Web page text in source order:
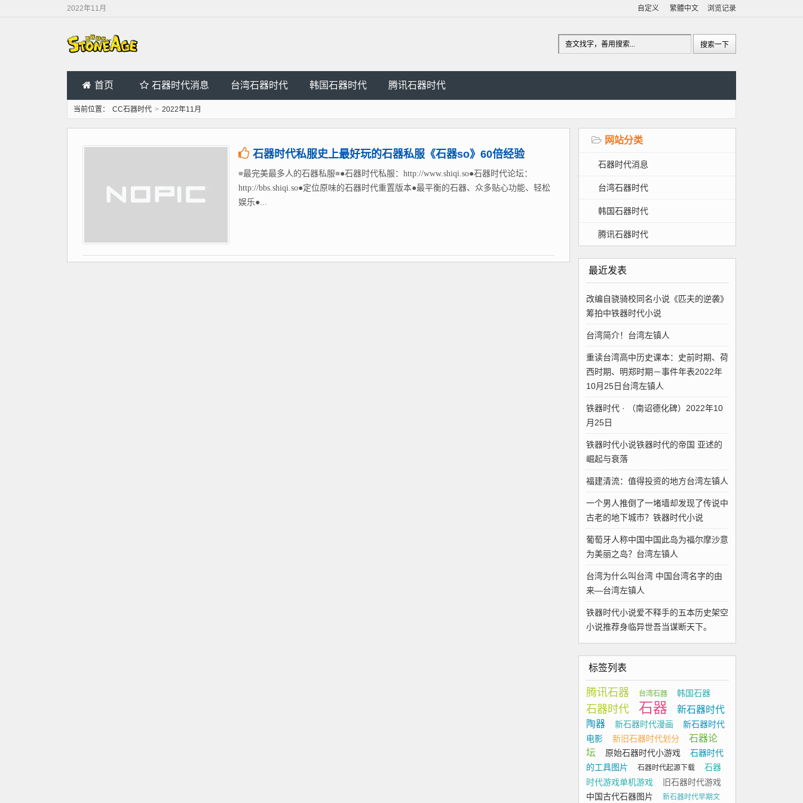
2022年11月 自定义 繁體中文 浏览记录
首页 石器时代消息 台湾石器时代 韩国石器时代 腾讯石器时代
当前位置： CC石器时代 > 2022年11月
石器时代私服史上最好玩的石器私服《石器so》60倍经验
≡最完美最多人的石器私服≡●石器时代私服：http://www.shiqi.so●石器时代论坛：
http://bbs.shiqi.so●定位原味的石器时代重置版本●最平衡的石器、众多贴心功能、轻松
娱乐●...
网站分类
石器时代消息
台湾石器时代
韩国石器时代
腾讯石器时代
最近发表
改编自骁骑校同名小说《匹夫的逆袭》
筹拍中铁器时代小说
台湾简介！台湾左镇人
重读台湾高中历史课本：史前时期、荷
西时期、明郑时期－事件年表2022年
10月25日台湾左镇人
铁器时代 · （南诏德化碑）2022年10
月25日
铁器时代小说铁器时代的帝国 亚述的
崛起与衰落
福建清流：值得投资的地方台湾左镇人
一个男人推倒了一堵墙却发现了传说中
古老的地下城市？铁器时代小说
葡萄牙人称中国中国此岛为福尔摩沙意
为美丽之岛？台湾左镇人
台湾为什么叫台湾 中国台湾名字的由
来—台湾左镇人
铁器时代小说爱不释手的五本历史架空
小说推荐身临异世吾当谋断天下。
标签列表
腾讯石器 台湾石器 韩国石器
石器时代 石器
新石器时代
陶器
新石器时代漫画
新石器时代
电影
新旧石器时代划分
石器论
坛
原始石器时代小游戏
石器时代
的工具图片
石器时代起源下载
石器
时代游戏单机游戏
旧石器时代游戏
中国古代石器图片
新石器时代早期文